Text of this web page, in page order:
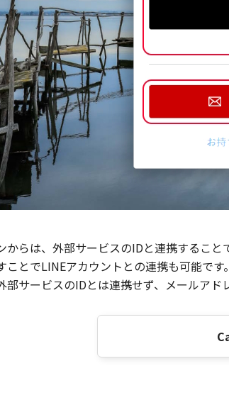
らは、外部サービスのIDと連携すること
ことでLINEアカウントとの連携も可能です。
サービスのIDとは連携せず、メールアド